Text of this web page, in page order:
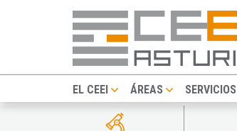
EL CEEI ÁREAS SERVICIOS